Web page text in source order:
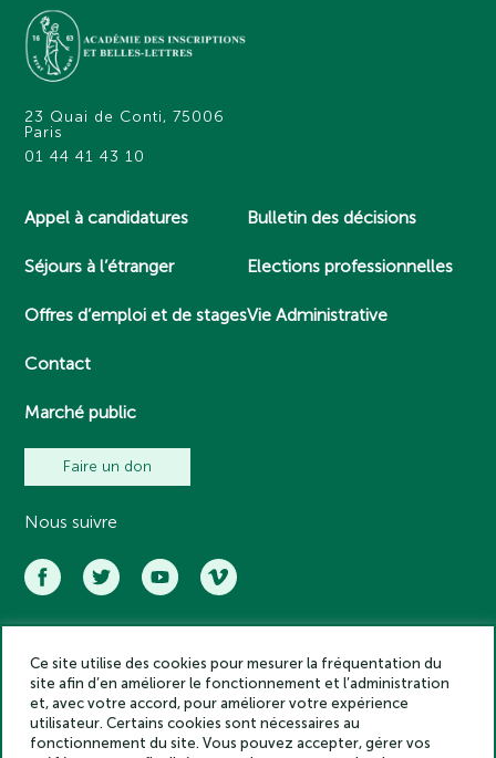
23 Quai de Conti, 75006
Paris
01 44 41 43 10
Appel à candidatures
Séjours à l’étranger
Offres d’emploi et de stages
Contact
Marché public
Bulletin des décisions
Elections professionnelles
Vie Administrative
Faire un don
Nous suivre
Académie des inscriptions et belles lettres – Tous droits réservés
2025
Politique de confidentialité
Mentions légales
Ce site utilise des cookies pour mesurer la fréquentation du
site afin d’en améliorer le fonctionnement et l’administration
et, avec votre accord, pour améliorer votre expérience
utilisateur. Certains cookies sont nécessaires au
fonctionnement du site. Vous pouvez accepter, gérer vos